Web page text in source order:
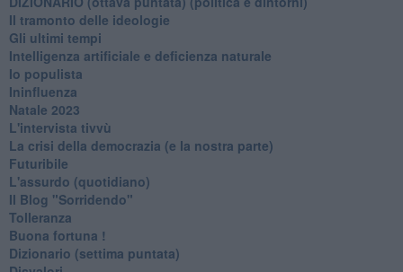
Il tramonto delle ideologie
Gli ultimi tempi
Intelligenza artificiale e deficienza naturale
Io populista
Ininfluenza
Natale 2023
L'intervista tivvù
La crisi della democrazia (e la nostra parte)
Futuribile
L'assurdo (quotidiano)
Il Blog "Sorridendo"
Tolleranza
Buona fortuna !
​Dizionario (settima puntata)